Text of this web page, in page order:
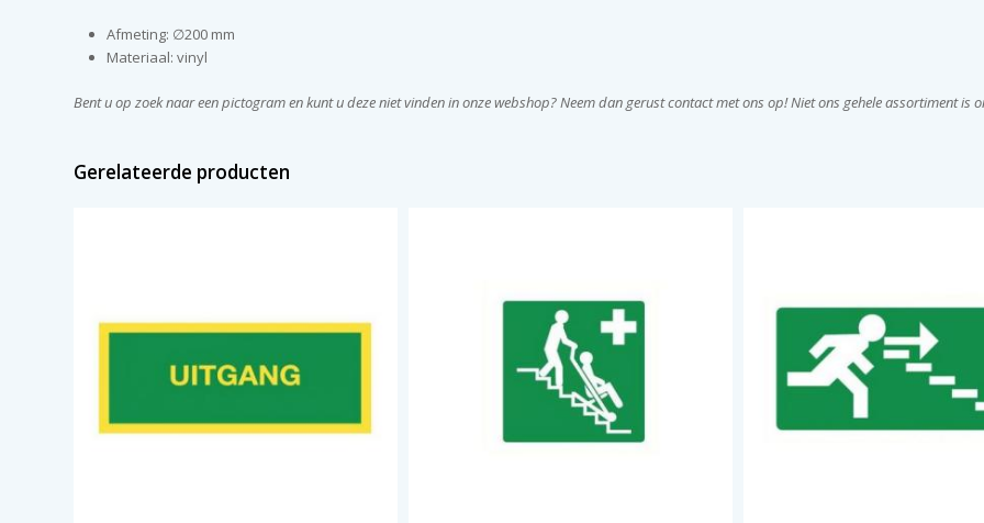
Afmeting: ∅200 mm
Materiaal: vinyl
Bent u op zoek naar een pictogram en kunt u deze niet vinden in onze webshop? Neem dan gerust contact met ons op! Niet ons gehele assortiment is
Gerelateerde producten